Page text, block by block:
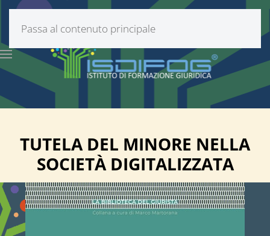
Passa al contenuto principale
TUTELA DEL MINORE NELLA
SOCIETÀ DIGITALIZZATA